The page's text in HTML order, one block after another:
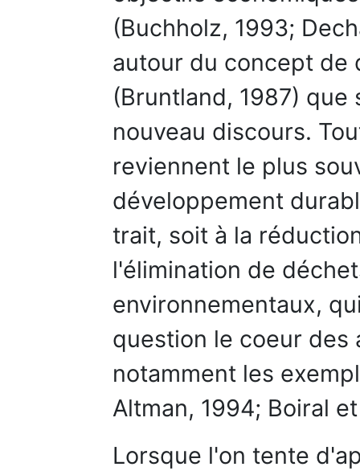
(Buchholz, 1993;
autour du concept de
(Bruntland, 1987)
nouveau discours.
reviennent le plus
développement
trait, soit à la
l'élimination de
environnementaux,
question le coeur
notamment les
Altman, 1994; Boiral
Lorsque l'on tente